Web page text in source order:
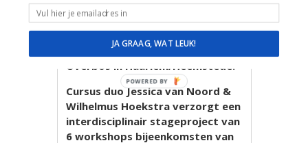
verbonden van februari t/m april
2023. Deze zal ik lopen bij
Stichting Sint Jacob
Woonzorgcentrum Nieuw
Overbos in Haarlem/Heemstede.
Cursus duo Jessica van Noord &
Wilhelmus Hoekstra verzorgt een
interdisciplinair stageproject van
6 workshops bijeenkomsten van
JA GRAAG, WAT LEUK!
POWERED BY